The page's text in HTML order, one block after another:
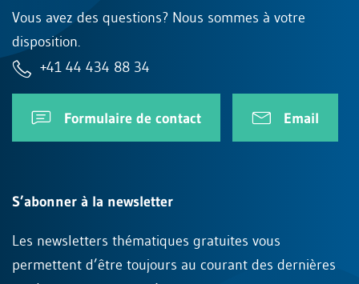
Vous avez des questions? Nous sommes à votre
disposition.
+41 44 434 88 34
Formulaire de contact Email
S’abonner à la newsletter
Les newsletters thématiques gratuites vous
permettent d’être toujours au courant des dernières